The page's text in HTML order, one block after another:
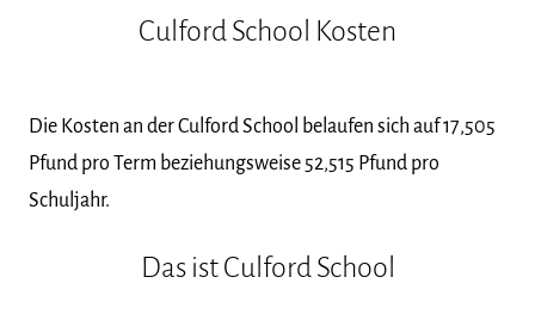
Culford School Kosten
Die Kosten an der Culford School belaufen sich auf 17,505
Pfund pro Term beziehungsweise 52,515 Pfund pro
Schuljahr.
Das ist Culford School